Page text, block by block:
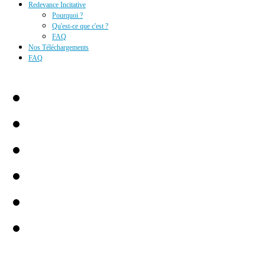
Redevance Incitative
Pourquoi ?
Qu'est-ce que c'est ?
FAQ
Nos Téléchargements
FAQ